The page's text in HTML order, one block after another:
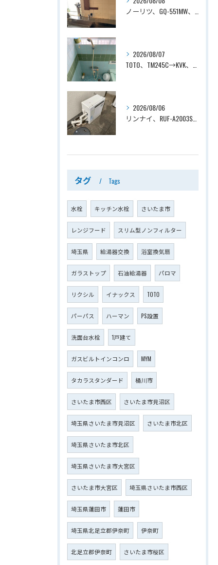
2026/08/07
2026/08/06
タグ Tags
水栓 キッチン水栓 さいたま市
レンジフード スリム型ノンフィルター
埼玉県 給湯器交換 浴室換気扇
ガラストップ 石油給湯器 パロマ
リクシル イナックス TOTO
パーパス ハーマン PS設置
洗面台水栓 1戸建て
ガスビルトインコンロ MYM
タカラスタンダード 桶川市
さいたま市西区 さいたま市見沼区
埼玉県さいたま市見沼区 さいたま市北区
埼玉県さいたま市北区
埼玉県さいたま市大宮区
さいたま市大宮区 埼玉県さいたま市西区
埼玉県蓮田市 蓮田市
埼玉県北足立郡伊奈町 伊奈町
北足立郡伊奈町 さいたま市桜区